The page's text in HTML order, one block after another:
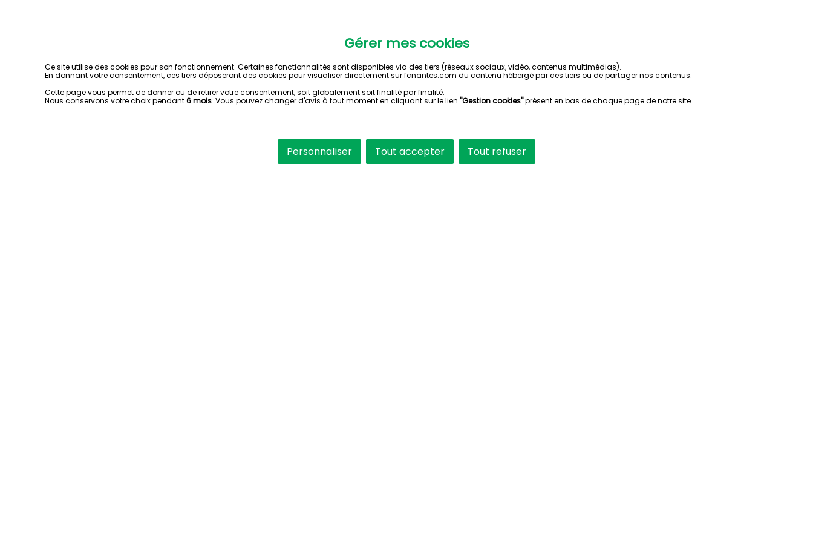
Gérer mes cookies
Ce site utilise des cookies pour son fonctionnement. Certaines fonctionnalités sont disponibles via des tiers (réseaux sociaux, vidéo, contenus multimédias).
En donnant votre consentement, ces tiers déposeront des cookies pour visualiser directement sur fcnantes.com du contenu hébergé par ces tiers ou de partager nos contenus.
Cette page vous permet de donner ou de retirer votre consentement, soit globalement soit finalité par finalité.
Nous conservons votre choix pendant6 mois. Vous pouvez changer d'avis à tout moment en cliquant sur le lien"Gestion cookies"présent en bas de chaque page de notre site.
Personnaliser Tout accepter Tout refuser